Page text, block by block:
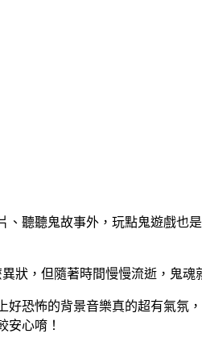
聽聽鬼故事外，玩點鬼遊戲也
狀，但隨著時間慢慢流逝，鬼
恐怖的背景音樂真的超有氣氛
安心唷！